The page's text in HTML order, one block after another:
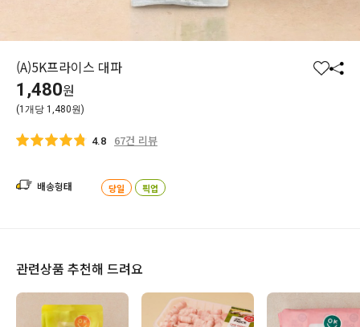
(A)5K프라이스 대파
찜 공
1,480원
(1개당 1,480원)
4.8 67건 리뷰
배송형태 당일 픽업
관련상품 추천해 드려요